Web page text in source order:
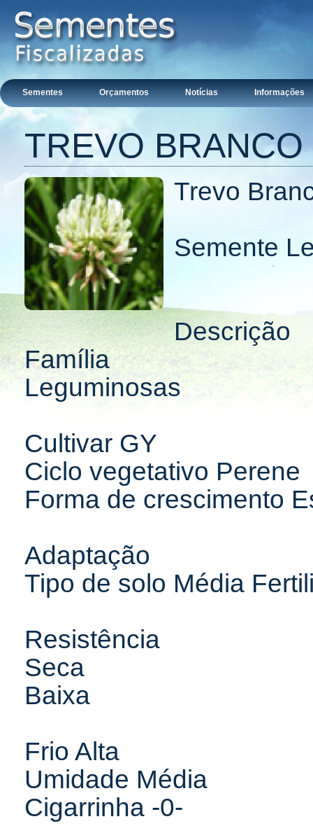
Sementes Orçamentos Notícias Informações
TREVO BRANCO
Trevo
Semente
Descrição
Família
Leguminosas
Cultivar GY
Ciclo vegetativo Perene
Forma de crescimento
Adaptação
Tipo de solo Média
Resistência
Seca
Baixa
Frio Alta
Umidade Média
Cigarrinha -0-